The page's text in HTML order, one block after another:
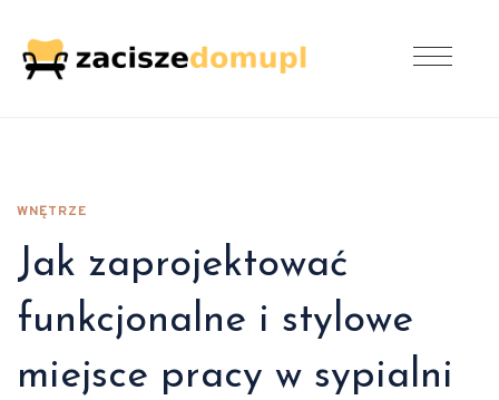
WNĘTRZE
Jak zaprojektować
funkcjonalne i stylowe
miejsce pracy w sypialni